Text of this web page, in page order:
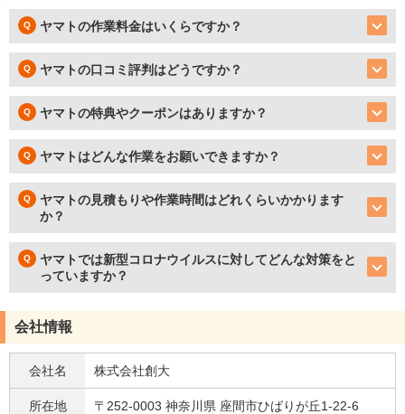
ヤマトの作業料金はいくらですか？
ヤマトの口コミ評判はどうですか？
ヤマトの特典やクーポンはありますか？
ヤマトはどんな作業をお願いできますか？
ヤマトの見積もりや作業時間はどれくらいかかります
か？
ヤマトでは新型コロナウイルスに対してどんな対策をと
っていますか？
会社情報
会社名 株式会社創大
所在地 〒252-0003 神奈川県 座間市ひばりが丘1-22-6